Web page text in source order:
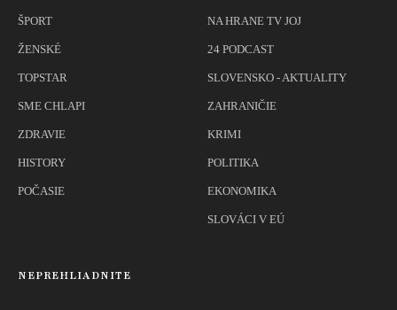
ŠPORT
ŽENSKÉ
TOPSTAR
SME CHLAPI
ZDRAVIE
HISTORY
POČASIE
NA HRANE TV JOJ
24 PODCAST
SLOVENSKO - AKTUALITY
ZAHRANIČIE
KRIMI
POLITIKA
EKONOMIKA
SLOVÁCI V EÚ
NEPREHLIADNITE